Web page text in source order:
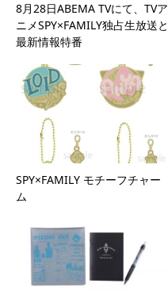
8月28日ABEMA TVにて、TVア
ニメSPY×FAMILY独占生放送と
最新情報特番
SPY×FAMILY モチーフチャー
ム